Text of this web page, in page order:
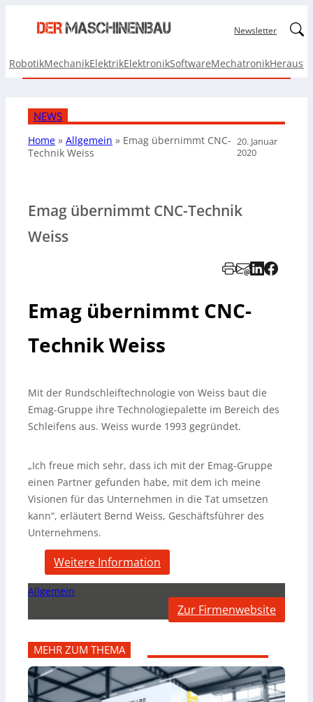
Newsletter
RobotikMechanikElektrikElektronikSoftwareMechatronik
NEWS
Home » Allgemein » Emag übernimmt CNC­-
Technik Weiss
20. Januar
2020
Emag übernimmt CNC­-Technik
Weiss
Emag übernimmt CNC­-
Technik Weiss
Mit der Rundschleiftechnologie von Weiss baut die
Emag-Gruppe ihre Technologiepalette im Bereich des
Schleifens aus. Weiss wurde 1993 gegründet.
„Ich freue mich sehr, dass ich mit der Emag-Gruppe
einen Partner gefunden habe, mit dem ich meine
Visionen für das Unternehmen in die Tat umsetzen
kann“, erläutert Bernd Weiss, Geschäftsführer des
Unternehmens.
Weitere Information
Allgemein
Zur Firmenwebsite
MEHR ZUM THEMA